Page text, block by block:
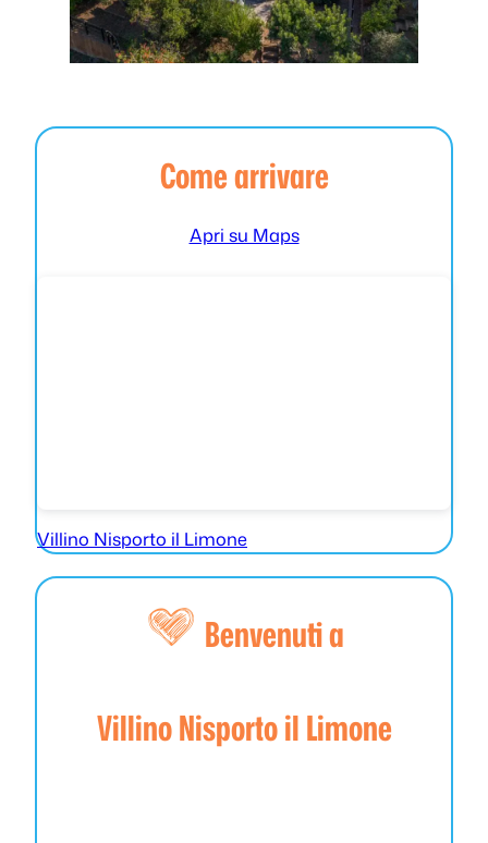
Come arrivare
Apri su Maps
Villino Nisporto il Limone
Benvenuti a
Villino Nisporto il Limone